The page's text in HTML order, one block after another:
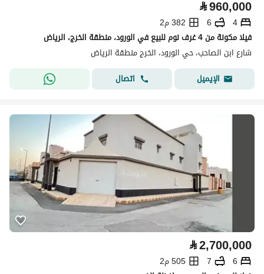
⃁960,000
4
6
382 م2
فیلا مكونة من 4 غرف نوم للبيع في الورود، منطقة الخرج، الرياض
شارع ابن الصاحب، حي الورود، الخرج منطقة الرياض
الإيميل
اتصال
⃁2,700,000
6
7
505 م2